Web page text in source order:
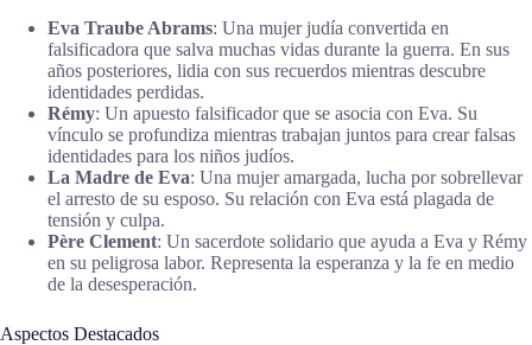
Eva Traube Abrams: Una mujer judía convertida en
falsificadora que salva muchas vidas durante la guerra. En sus
años posteriores, lidia con sus recuerdos mientras descubre
identidades perdidas.
Rémy: Un apuesto falsificador que se asocia con Eva. Su
vínculo se profundiza mientras trabajan juntos para crear falsas
identidades para los niños judíos.
La Madre de Eva: Una mujer amargada, lucha por sobrellevar
el arresto de su esposo. Su relación con Eva está plagada de
tensión y culpa.
Père Clement: Un sacerdote solidario que ayuda a Eva y Rémy
en su peligrosa labor. Representa la esperanza y la fe en medio
de la desesperación.
Aspectos Destacados